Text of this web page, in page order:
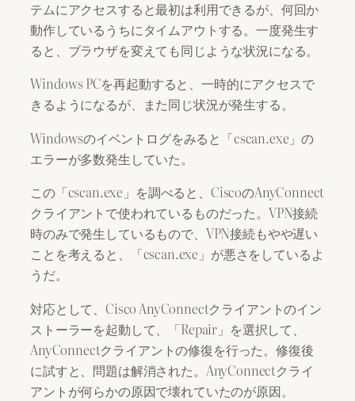
テムにアクセスすると最初は利用できるが、何回か
動作しているうちにタイムアウトする。一度発生す
ると、ブラウザを変えても同じような状況になる。
Windows PCを再起動すると、一時的にアクセスで
きるようになるが、また同じ状況が発生する。
Windowsのイベントログをみると「cscan.exe」の
エラーが多数発生していた。
この「cscan.exe」を調べると、CiscoのAnyConnect
クライアントで使われているものだった。VPN接続
時のみで発生しているもので、VPN接続もやや遅い
ことを考えると、「cscan.exe」が悪さをしているよ
うだ。
対応として、Cisco AnyConnectクライアントのイン
ストーラーを起動して、「Repair」を選択して、
AnyConnectクライアントの修復を行った。修復後
に試すと、問題は解消された。AnyConnectクライ
アントが何らかの原因で壊れていたのが原因。